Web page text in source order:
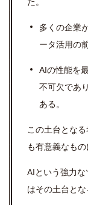
た。
多くの企業
ータ活用の
AIの性能を
不可欠であ
ある。
この土台とな
も有意義なもの
AIという強力
はその土台と